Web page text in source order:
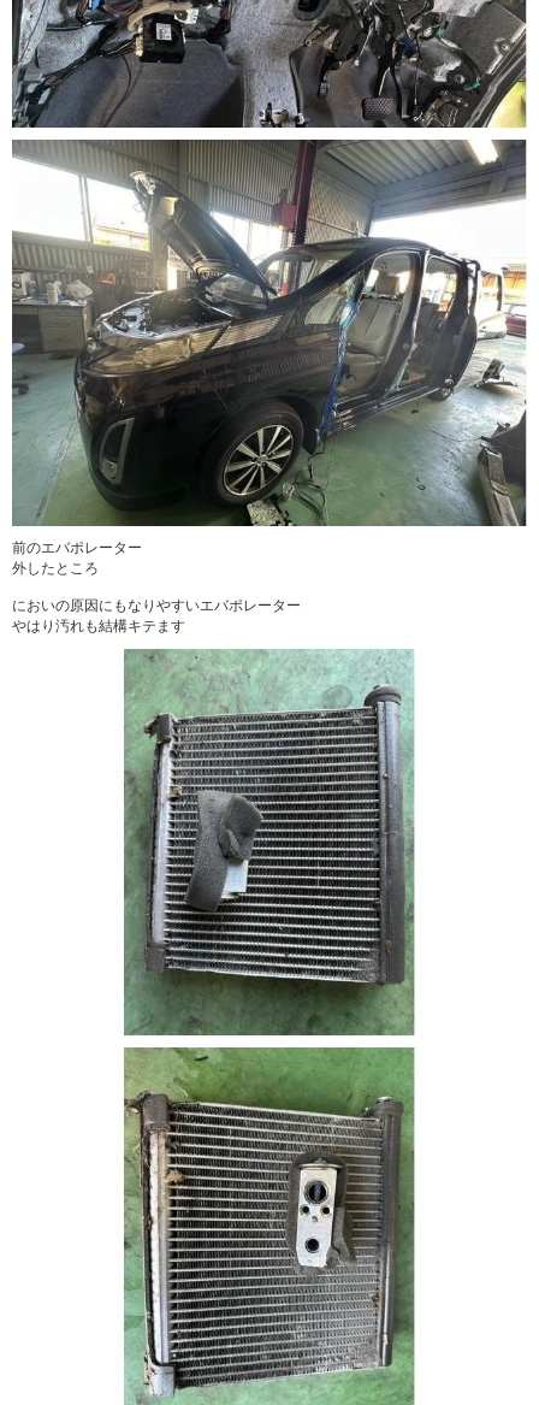
前のエバポレーター
外したところ
においの原因にもなりやすいエバポレーター
やはり汚れも結構キテます